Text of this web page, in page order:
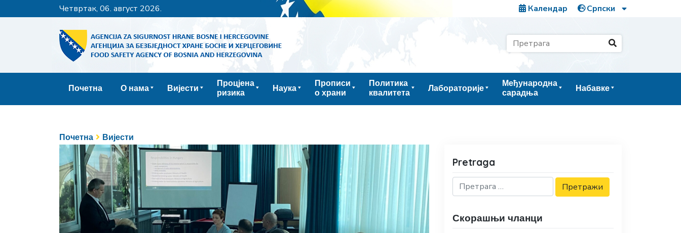
четвртак, 06. август 2026. Календар
Почетна О нама Вијести
Процјена
ризика
Наука
Прописи
о храни
Политика
квалитета
Лабораторије
Међународна
сарадња
Набавке
Почетна Вијести
Pretraga
Скорашњи чланци